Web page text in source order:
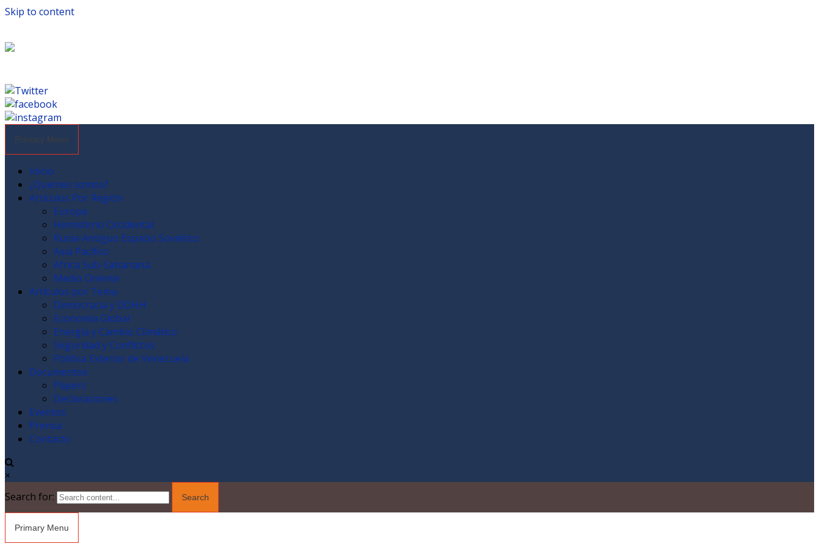
Skip to content
Primary Menu
Inicio
¿Quienes somos?
Articulos Por Región
Europa
Hemisferio Occidental
Rusia-Antiguo Espacio Soviético
Asia Pacífico
Africa Sub-Sahariana
Medio Oriente
Artículos por Tema
Democracia y DDHH
Economía Global
Energía y Cambio Climático
Seguridad y Conflictos
Política Exterior de Venezuela
Documentos
Papers
Declaraciones
Eventos
Prensa
Contacto
×
Search for:
Primary Menu